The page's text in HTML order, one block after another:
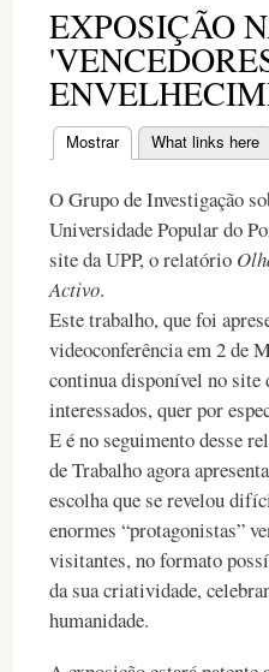
EXPOSIÇÃO
Separadores
Mostrar(separador ativo)
What links here
O Grupo de Investigação
Universidade Popular do
site da UPP, o relatório
Activo.
Este trabalho, que foi
videoconferência em 2 de
continua disponível no site
interessados, quer por
E é no seguimento desse
de Trabalho agora
escolha que se revelou
enormes “protagonistas”
visitantes, no formato
da sua criatividade,
humanidade.